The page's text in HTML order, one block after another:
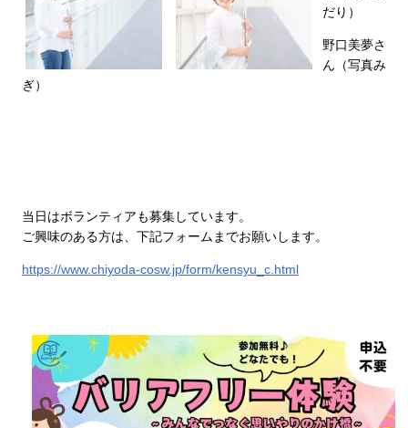
だり）
野口美夢さ
ん（写真み
ぎ）
当日はボランティアも募集しています。
ご興味のある方は、下記フォームまでお願いします。
https://www.chiyoda-cosw.jp/form/kensyu_c.html